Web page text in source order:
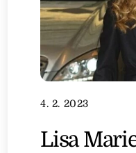
4. 2. 2023
Lisa